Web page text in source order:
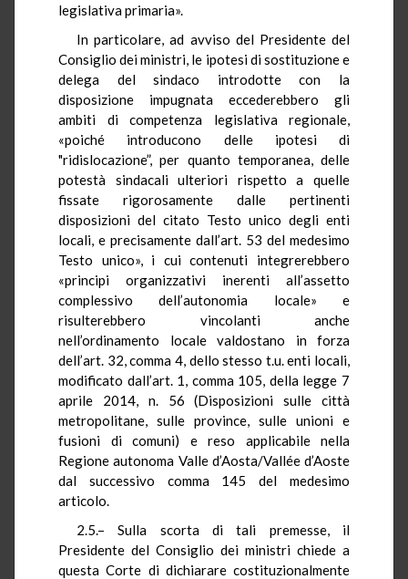
legislativa primaria».
In particolare, ad avviso del Presidente del
Consiglio dei ministri, le ipotesi di sostituzione e
delega del sindaco introdotte con la
disposizione impugnata eccederebbero gli
ambiti di competenza legislativa regionale,
«poiché introducono delle ipotesi di
"ridislocazione”, per quanto temporanea, delle
potestà sindacali ulteriori rispetto a quelle
fissate rigorosamente dalle pertinenti
disposizioni del citato Testo unico degli enti
locali, e precisamente dall’art. 53 del medesimo
Testo unico», i cui contenuti integrerebbero
«principi organizzativi inerenti all’assetto
complessivo dell’autonomia locale» e
risulterebbero vincolanti anche
nell’ordinamento locale valdostano in forza
dell’art. 32, comma 4, dello stesso t.u. enti locali,
modificato dall’art. 1, comma 105, della legge 7
aprile 2014, n. 56 (Disposizioni sulle città
metropolitane, sulle province, sulle unioni e
fusioni di comuni) e reso applicabile nella
Regione autonoma Valle d’Aosta/Vallée d’Aoste
dal successivo comma 145 del medesimo
articolo.
2.5.– Sulla scorta di tali premesse, il
Presidente del Consiglio dei ministri chiede a
questa Corte di dichiarare costituzionalmente